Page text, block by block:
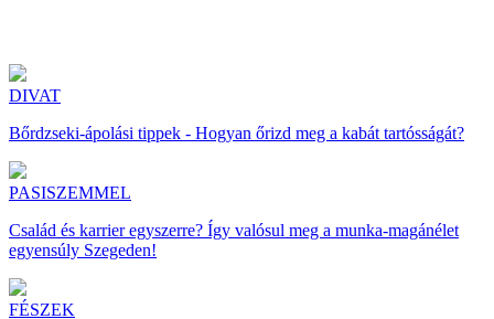
DIVAT
Bőrdzseki-ápolási tippek - Hogyan őrizd meg a kabát tartósságát?
PASISZEMMEL
Család és karrier egyszerre? Így valósul meg a munka-magánélet
egyensúly Szegeden!
FÉSZEK